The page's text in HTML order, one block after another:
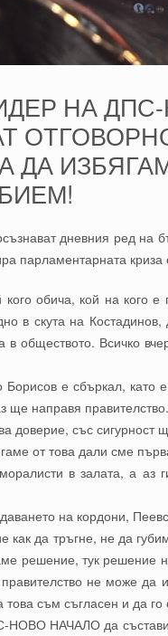
НА
ДА
дневния ред на
криза
обича, кой на кого
в скута на
в обществото. Всичко
е сбъркал, като
ще направя
доверие, със
от това дали сме
в залата, а аз
на кордони,
как да тръгне, не да
решение, тук решение
не може да
това съм съгласен и да
НОВО НАЧАЛО да